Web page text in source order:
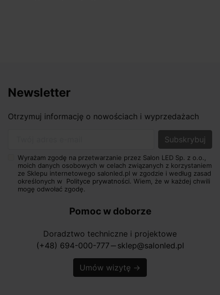
Newsletter
Otrzymuj informację o nowościach i wyprzedażach
Wyrażam zgodę na przetwarzanie przez Salon LED Sp. z o.o.,
moich danych osobowych w celach związanych z korzystaniem
ze Sklepu internetowego salonled.pl w zgodzie i według zasad
określonych w Polityce prywatności. Wiem, że w każdej chwili
mogę odwołać zgodę.
Pomoc w doborze
Doradztwo techniczne i projektowe
(+48) 694-000-777 horizontal_rule sklep@salonled.pl
Umów wizytę →